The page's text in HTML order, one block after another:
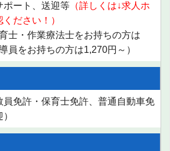
ポート、送迎等 （詳しくは↓求人ホ
ださい！）
士・作業療法士をお持ちの方は
員をお持ちの方は1,270円～）
員免許・保育士免許、普通自動車免